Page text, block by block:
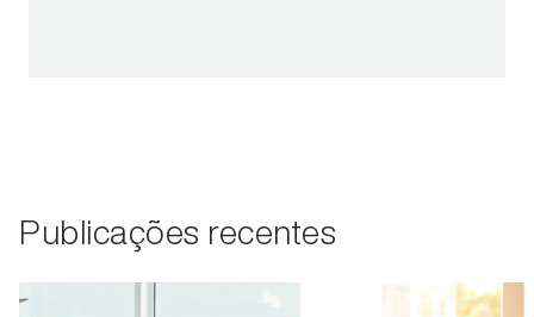
Publicações recentes